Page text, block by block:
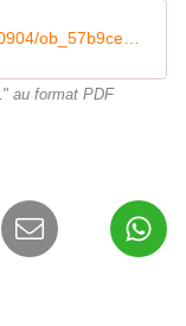
au format PDF